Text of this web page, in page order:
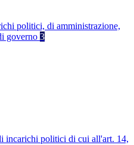
politici, di amministrazione,
governo 3
incarichi politici di cui all'art. 14,